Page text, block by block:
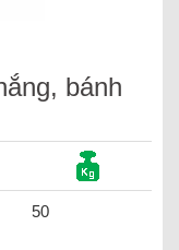
bánh
50